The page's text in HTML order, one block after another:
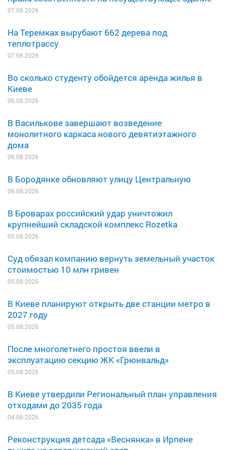
07.08.2026
На Теремках вырубают 662 дерева под
теплотрассу
07.08.2026
Во сколько студенту обойдется аренда жилья в
Киеве
06.08.2026
В Василькове завершают возведение
монолитного каркаса нового девятиэтажного
дома
06.08.2026
В Бородянке обновляют улицу Центральную
06.08.2026
В Броварах российский удар уничтожил
крупнейший складской комплекс Rozetka
05.08.2026
Суд обязал компанию вернуть земельный участок
стоимостью 10 млн гривен
05.08.2026
В Киеве планируют открыть две станции метро в
2027 году
05.08.2026
После многолетнего простоя ввели в
эксплуатацию секцию ЖК «Грюнвальд»
05.08.2026
В Киеве утвердили Региональный план управления
отходами до 2035 года
04.08.2026
Реконструкция детсада «Веснянка» в Ирпене